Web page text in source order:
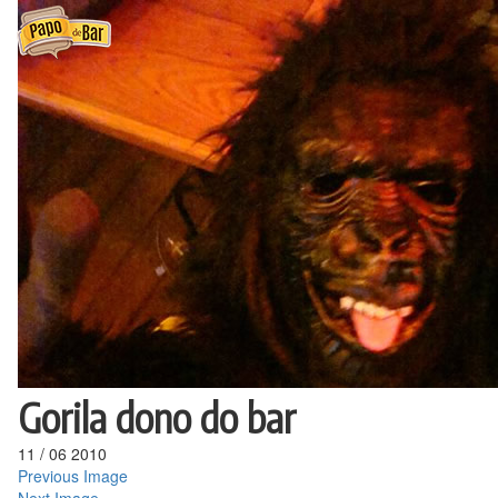
para
conteúdo
Gorila dono do bar
11 / 06 2010
Previous Image